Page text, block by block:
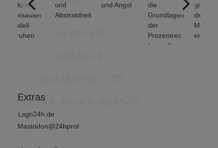
Abstraktheit
und Angst
Grundlagen
Prozentrec
hnung?
grundlegen
den
Mengenop
erationen
Extras
Lsgn24h.de
Mastodon@24hprof